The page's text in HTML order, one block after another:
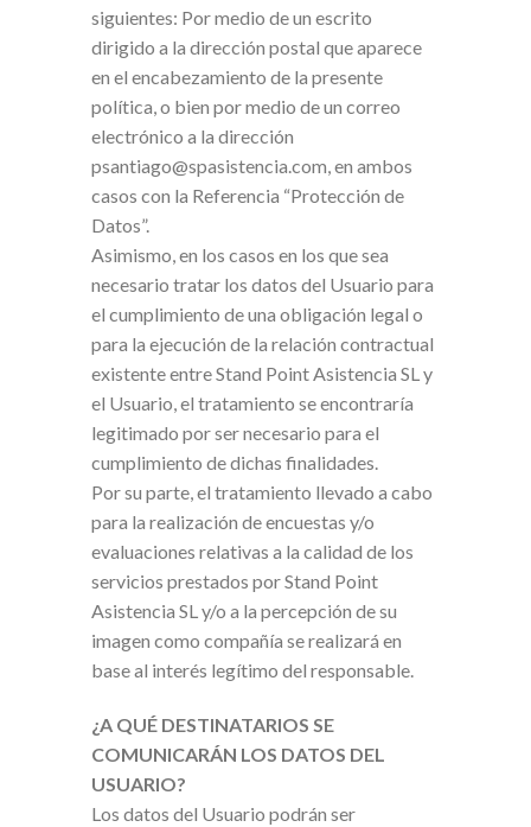
siguientes: Por medio de un escrito
dirigido a la dirección postal que aparece
en el encabezamiento de la presente
política, o bien por medio de un correo
electrónico a la dirección
psantiago@spasistencia.com, en ambos
casos con la Referencia “Protección de
Datos”.
Asimismo, en los casos en los que sea
necesario tratar los datos del Usuario para
el cumplimiento de una obligación legal o
para la ejecución de la relación contractual
existente entre Stand Point Asistencia SL y
el Usuario, el tratamiento se encontraría
legitimado por ser necesario para el
cumplimiento de dichas finalidades.
Por su parte, el tratamiento llevado a cabo
para la realización de encuestas y/o
evaluaciones relativas a la calidad de los
servicios prestados por Stand Point
Asistencia SL y/o a la percepción de su
imagen como compañía se realizará en
base al interés legítimo del responsable.
¿A QUÉ DESTINATARIOS SE
COMUNICARÁN LOS DATOS DEL
USUARIO?
Los datos del Usuario podrán ser